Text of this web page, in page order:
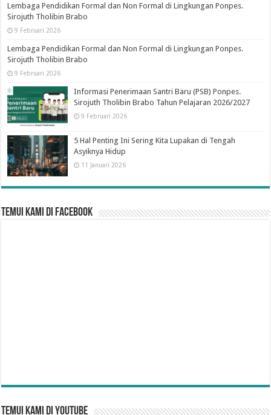
Lembaga Pendidikan Formal dan Non Formal di Lingkungan Ponpes.
Sirojuth Tholibin Brabo
9 Februari 2026
Lembaga Pendidikan Formal dan Non Formal di Lingkungan Ponpes.
Sirojuth Tholibin Brabo
9 Februari 2026
Informasi Penerimaan Santri Baru (PSB) Ponpes.
Sirojuth Tholibin Brabo Tahun Pelajaran 2026/2027
9 Februari 2026
5 Hal Penting Ini Sering Kita Lupakan di Tengah
Asyiknya Hidup
11 Januari 2026
Temui Kami di Facebook
Temui Kami di YouTube